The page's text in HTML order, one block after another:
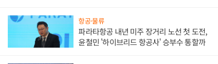
항공·물류
파라타항공 내년 미주 장거리 노선 첫 도전,
윤철민 '하이브리드 항공사' 승부수 통할까